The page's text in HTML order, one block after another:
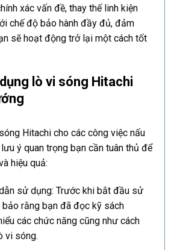
xác vấn đề, thay thế linh kiện
chế độ bảo hành đầy đủ, đảm
sẽ hoạt động trở lại một cách tốt
lò vi sóng Hitachi
Hitachi cho các công việc nấu
ý quan trọng bạn cần tuân thủ để
hiệu quả:
sử dụng: Trước khi bắt đầu sử
bảo rằng bạn đã đọc kỹ sách
các chức năng cũng như cách
vi sóng.